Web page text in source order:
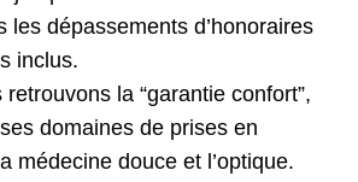
les dépassements d’honoraires
inclus.
la “garantie confort”,
domaines de prises en
médecine douce et l’optique.